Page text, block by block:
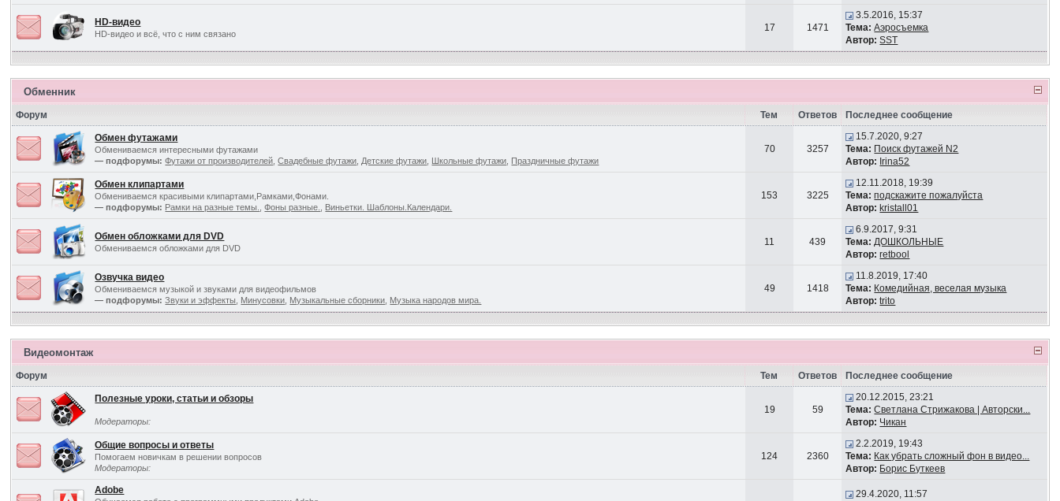
HD-видео
HD-видео и всё, что с ним связано
17 1471
3.5.2016, 15:37
Тема: Аэросъемка
Автор: SST
Обменник
Форум Тем Ответов Последнее сообщение
Обмен футажами
Обмениваемся интересными футажами
— подфорумы: Футажи от производителей ,Свадебные футажи Детские футажи Школьные футажи Праздничные футажи
70 3257
15.7.2020, 9:27
Тема: Поиск футажей N2
Автор: Irina52
Обмен клипартами
Обмениваемся красивыми клипартами,Рамками,Фонами.
— подфорумы: Рамки на разные темы. ,Фоны разные. Виньетки. Шаблоны.Календари.
153 3225
12.11.2018, 19:39
Тема: подскажите пожалуйста
Автор: kristall01
Обмен обложками для DVD
Обмениваемся обложками для DVD
11 439
6.9.2017, 9:31
Тема: ДОШКОЛЬНЫЕ
Автор: retbool
Озвучка видео
Обмениваемся музыкой и звуками для видеофильмов
— подфорумы: Звуки и эффекты Минусовки Музыкальные сборники Музыка народов мира.
49 1418
11.8.2019, 17:40
Тема: Комедийная, веселая музыка
Автор: trito
Видеомонтаж
Форум Тем Ответов Последнее сообщение
Полезные уроки, статьи и обзоры
Модераторы:
19 59
20.12.2015, 23:21
Тема: Светлана Стрижакова | Авторски...
Автор: Чикан
Общие вопросы и ответы
Помогаем новичкам в решении вопросов
Модераторы:
124 2360
2.2.2019, 19:43
Тема: Как убрать сложный фон в видео...
Автор: Борис Буткеев
Adobe
29.4.2020, 11:57